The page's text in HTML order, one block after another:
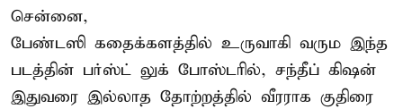
சென்னை,
பேண்டஸி கதைக்களத்தில் உருவாகி வரும இந்த
படத்தின் பர்ஸ்ட் லுக் போஸ்டரில், சந்தீப் கிஷன்
இதுவரை இல்லாத தோற்றத்தில் வீரராக குதிரை